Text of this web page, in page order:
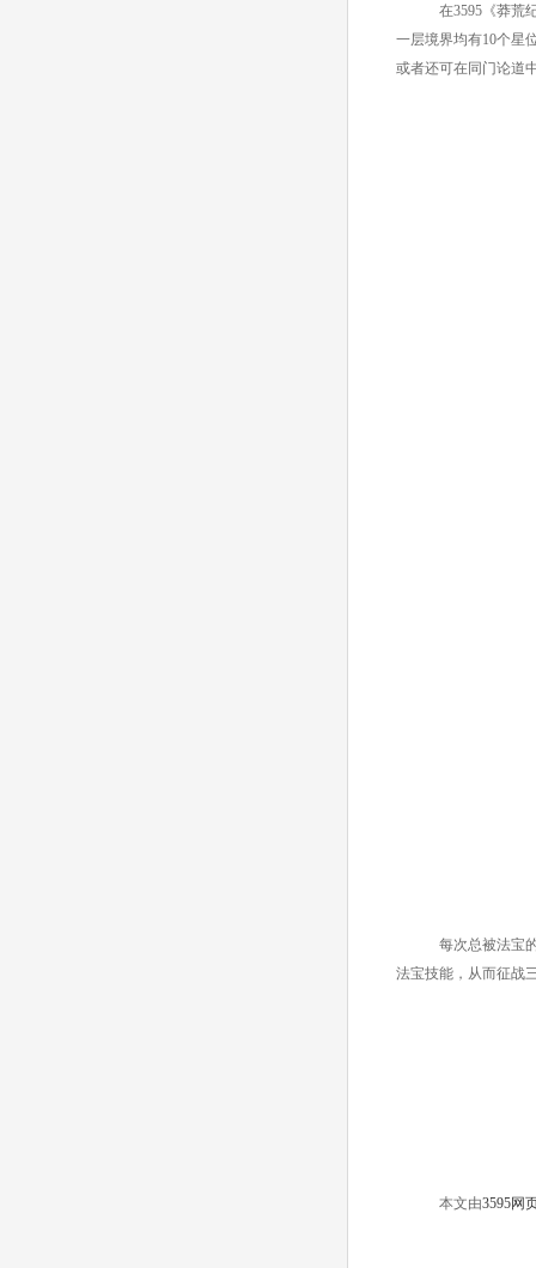
在3595《莽荒
一层境界均有10个星
或者还可在同门论道
每次总被法宝
法宝技能，从而征战
本文由3595网